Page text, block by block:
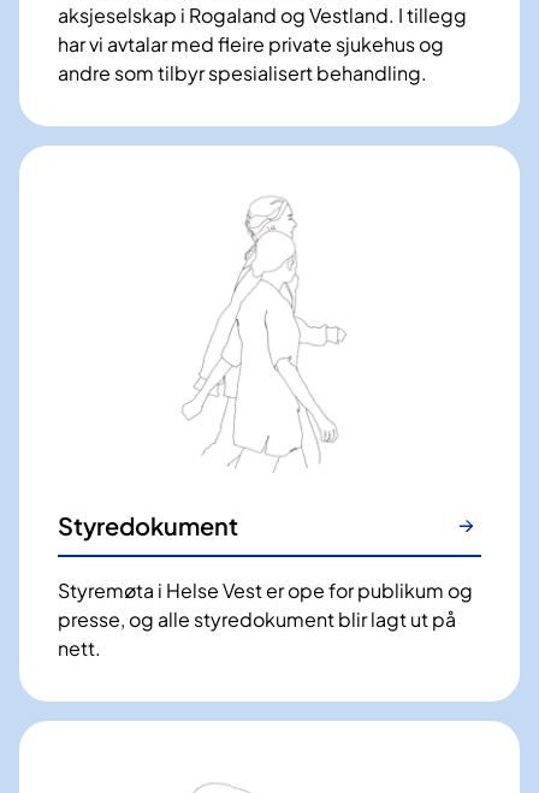
aksjeselskap i Rogaland og Vestland. I tillegg
har vi avtalar med fleire private sjukehus og
andre som tilbyr spesialisert behandling.
Styredokument
Styremøta i Helse Vest er ope for publikum og
presse, og alle styredokument blir lagt ut på
nett.